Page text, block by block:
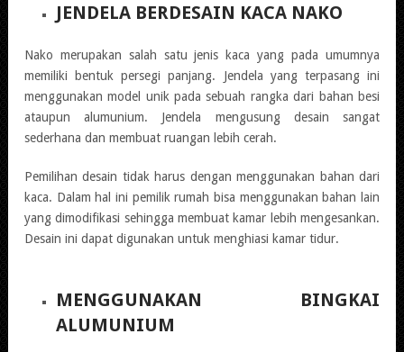
JENDELA BERDESAIN KACA NAKO
Nako merupakan salah satu jenis kaca yang pada umumnya
memiliki bentuk persegi panjang. Jendela yang terpasang ini
menggunakan model unik pada sebuah rangka dari bahan besi
ataupun alumunium. Jendela mengusung desain sangat
sederhana dan membuat ruangan lebih cerah.
Pemilihan desain tidak harus dengan menggunakan bahan dari
kaca. Dalam hal ini pemilik rumah bisa menggunakan bahan lain
yang dimodifikasi sehingga membuat kamar lebih mengesankan.
Desain ini dapat digunakan untuk menghiasi kamar tidur.
MENGGUNAKAN BINGKAI
ALUMUNIUM